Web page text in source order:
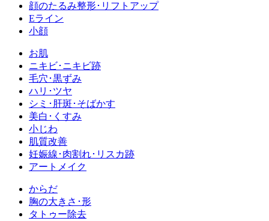
顔のたるみ整形･リフトアップ
Eライン
小顔
お肌
ニキビ･ニキビ跡
毛穴･黒ずみ
ハリ･ツヤ
シミ･肝斑･そばかす
美白･くすみ
小じわ
肌質改善
妊娠線･肉割れ･リスカ跡
アートメイク
からだ
胸の大きさ･形
タトゥー除去